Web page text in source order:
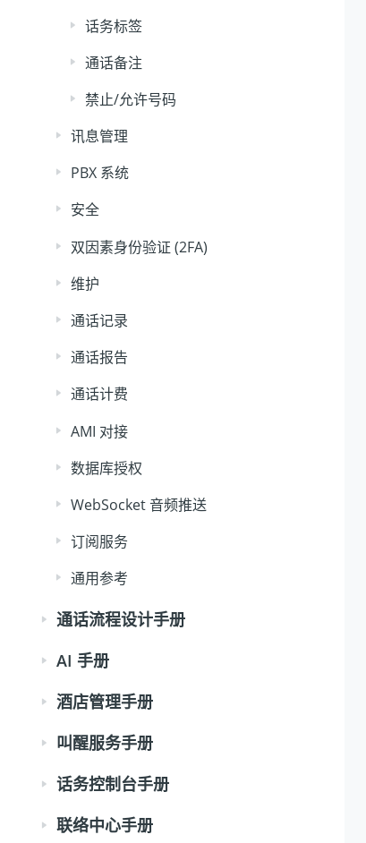
话务标签
通话备注
禁止/允许号码
讯息管理
PBX 系统
安全
双因素身份验证 (2FA)
维护
通话记录
通话报告
通话计费
AMI 对接
数据库授权
WebSocket 音频推送
订阅服务
通用参考
通话流程设计手册
AI 手册
酒店管理手册
叫醒服务手册
话务控制台手册
联络中心手册